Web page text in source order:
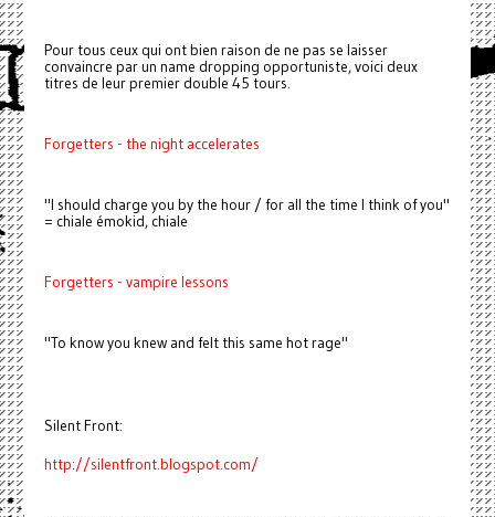
Pour tous ceux qui ont bien raison de ne pas se laisser
convaincre par un name dropping opportuniste, voici deux
titres de leur premier double 45 tours.
Forgetters - the night accelerates
"I should charge you by the hour / for all the time I think of you"
= chiale émokid, chiale
Forgetters - vampire lessons
"To know you knew and felt this same hot rage"
Silent Front:
http://silentfront.blogspot.com/